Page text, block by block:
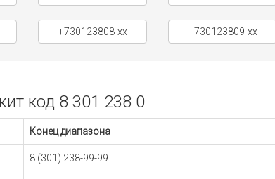
+730123808-xx +730123809-xx
код 8 301 238 0
Конец диапазона
8 (301) 238-99-99